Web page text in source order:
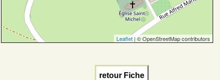
Leaflet| © OpenStreetMap contributors
retour Fiche